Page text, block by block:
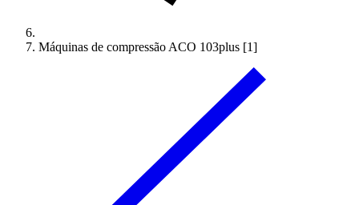
Máquinas de compressão ACO 103plus [1]